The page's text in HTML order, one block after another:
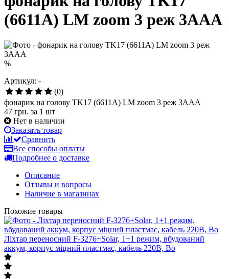
(6611A) LM zoom 3 реж 3AAA
%
Артикул: -
(0)
фонарик на голову TK17 (6611A) LM zoom 3 реж 3AAA
47 грн. за 1 шт
Нет в наличии
Заказать товар
Сравнить
Все способы оплаты
Подробнее о доставке
Описание
Отзывы и вопросы
Наличие в магазинах
Похожие товары
Ліхтар переносний F-3276+Solar, 1+1 режим, вбудований
аккум, корпус міцний пластмас, кабель 220В, Bo